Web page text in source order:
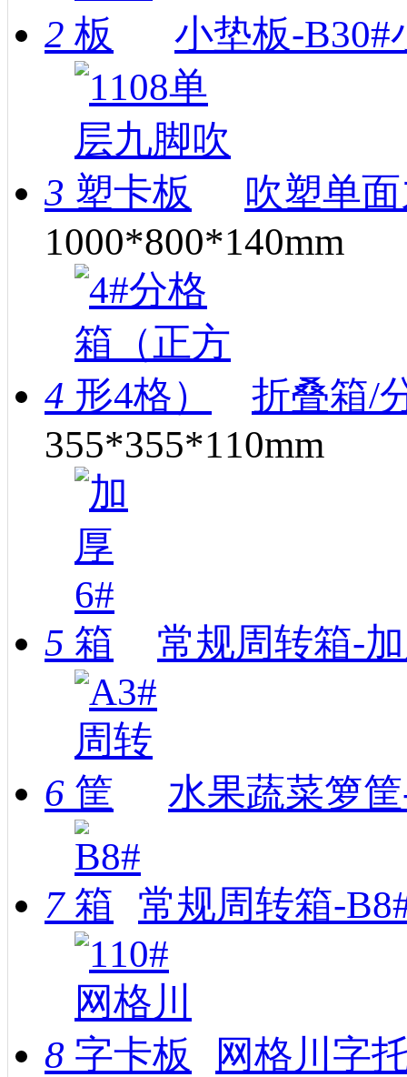
2 小垫板-
3
吹塑单
1000*800*140mm
4
折叠箱/
355*355*110mm
5 常规周转箱-
6 水果蔬菜箩
7 常规周转箱-
8
网格川字